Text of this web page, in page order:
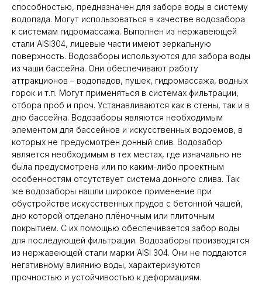
способностью, предназначен для забора воды в систему
водопада. Могут использоваться в качестве водозабора
к системам гидромассажа. Выполнен из нержавеющей
стали AISI304, лицевые части имеют зеркальную
поверхность. Водозаборы используются для забора воды
из чаши бассейна. Они обеспечивают работу
аттракционов – водопадов, пушек, гидромассажа, водных
горок и т.п. Могут применяться в системах фильтрации,
отбора проб и проч. Устанавливаются как в стены, так и в
дно бассейна. Водозаборы являются необходимым
элементом для бассейнов и искусственных водоемов, в
которых не предусмотрен донный слив. Водозабор
является необходимым в тех местах, где изначально не
была предусмотрена или по каким-либо проектным
особенностям отсутствует система донного слива. Так
же водозаборы нашли широкое применение при
обустройстве искусственных прудов с бетонной чашей,
дно которой отделано плёночным или плиточным
покрытием. С их помощью обеспечивается забор воды
для последующей фильтрации. Водозаборы производятся
из нержавеющей стали марки AISI 304. Они не поддаются
негативному влиянию воды, характеризуются
прочностью и устойчивостью к деформациям.